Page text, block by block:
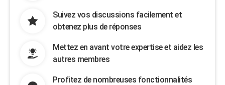
Suivez vos discussions facilement et
obtenez plus de réponses
Mettez en avant votre expertise et aidez les
autres membres
Profitez de nombreuses fonctionnalités